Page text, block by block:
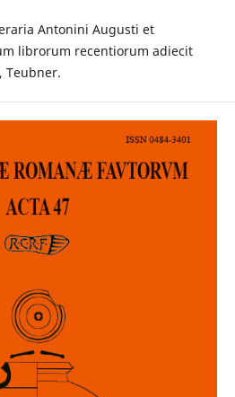
Antonini Augusti et
librorum recentiorum adiecit
Teubner.